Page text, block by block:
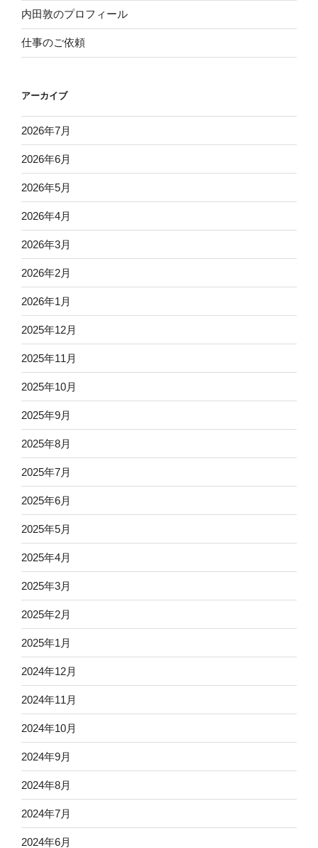
内田敦のプロフィール
仕事のご依頼
アーカイブ
2026年7月
2026年6月
2026年5月
2026年4月
2026年3月
2026年2月
2026年1月
2025年12月
2025年11月
2025年10月
2025年9月
2025年8月
2025年7月
2025年6月
2025年5月
2025年4月
2025年3月
2025年2月
2025年1月
2024年12月
2024年11月
2024年10月
2024年9月
2024年8月
2024年7月
2024年6月